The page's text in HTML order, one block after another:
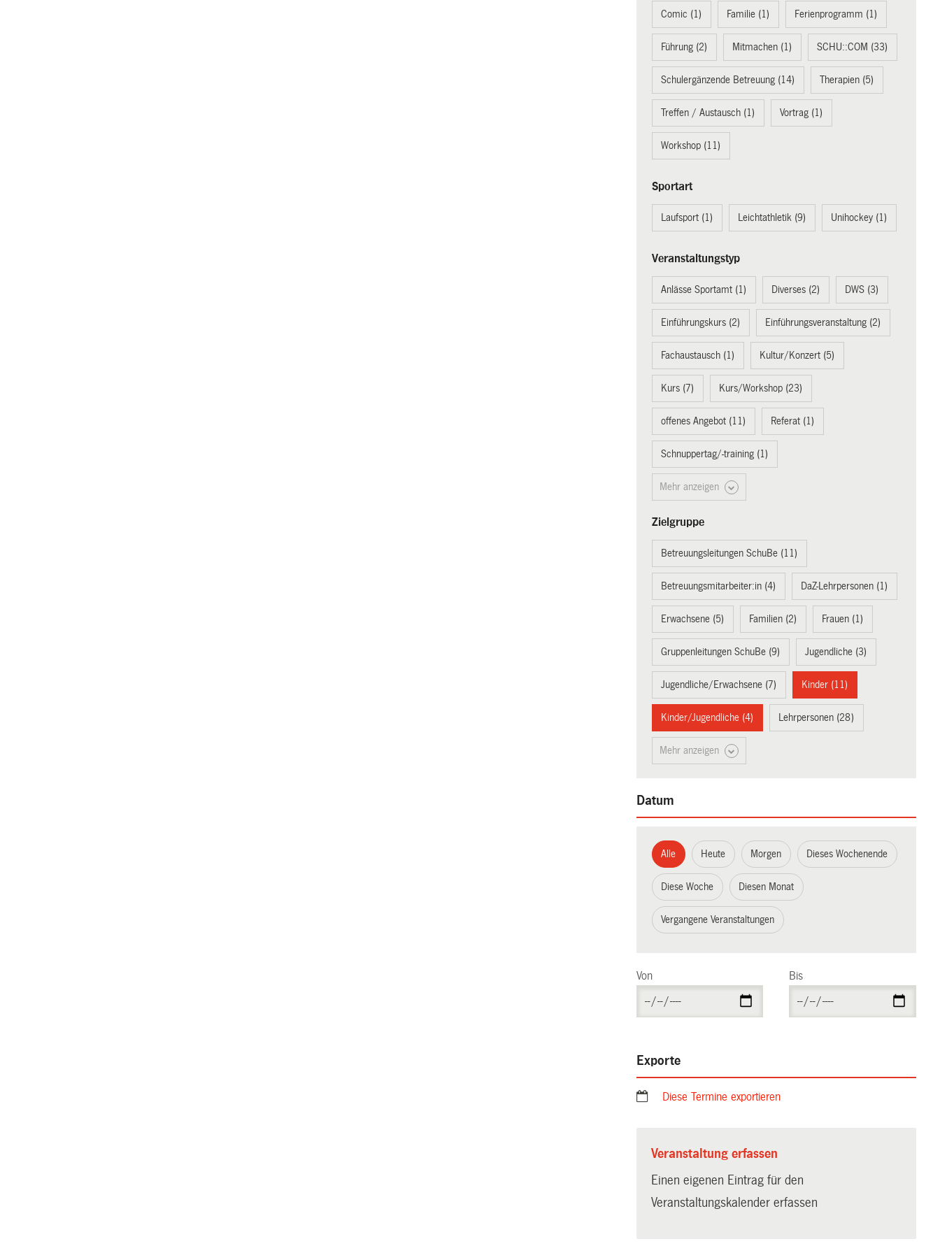
Comic (1) Familie (1) Ferienprogramm (1)
Führung (2) Mitmachen (1) SCHU::COM (33)
Schulergänzende Betreuung (14) Therapien (5)
Treffen / Austausch (1) Vortrag (1)
Workshop (11)
Sportart
Laufsport (1) Leichtathletik (9) Unihockey (1)
Veranstaltungstyp
Anlässe Sportamt (1) Diverses (2) DWS (3)
Einführungskurs (2) Einführungsveranstaltung (2)
Fachaustausch (1) Kultur/Konzert (5)
Kurs (7) Kurs/Workshop (23)
offenes Angebot (11) Referat (1)
Schnuppertag/-training (1)
Mehr anzeigen
Zielgruppe
Betreuungsleitungen SchuBe (11)
Betreuungsmitarbeiter:in (4) DaZ-Lehrpersonen (1)
Erwachsene (5) Familien (2) Frauen (1)
Gruppenleitungen SchuBe (9) Jugendliche (3)
Jugendliche/Erwachsene (7) Kinder (11)
Kinder/Jugendliche (4) Lehrpersonen (28)
Mehr anzeigen
Datum
Alle Heute Morgen Dieses Wochenende
Diese Woche Diesen Monat
Vergangene Veranstaltungen
Von Bis
Exporte
Diese Termine exportieren
Veranstaltung erfassen
Einen eigenen Eintrag für den
Veranstaltungskalender erfassen